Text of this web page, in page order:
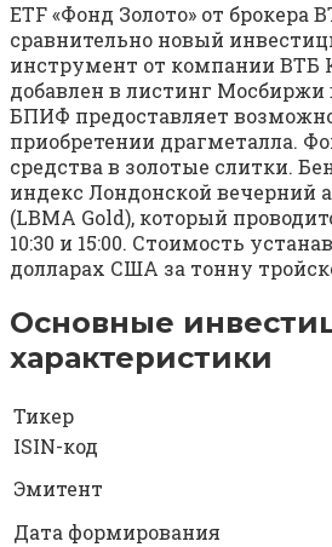
ETF «Фонд Золото» от брокера
сравнительно новый
инструмент от компании ВТБ
добавлен в листинг Мосбиржи
БПИФ предоставляет
приобретении драгметалла.
средства в золотые слитки.
индекс Лондонской вечерний
(LBMA Gold), который
10:30 и 15:00. Стоимость
долларах США за тонну
Основные
характеристики
Тикер
ISIN-код
Эмитент
Дата формирования